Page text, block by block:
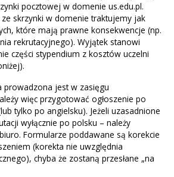
pocztowej w domenie us.edu.pl.
ze skrzynki w domenie traktujemy jak
które mają prawne konsekwencje (np.
rekrutacyjnego). Wyjątek stanowi
części stypendium z kosztów uczelni
prowadzona jest w zasięgu
więc przygotować ogłoszenie po
tylko po angielsku). Jeżeli uzasadnione
wyłącznie po polsku – należy
Formularze poddawane są korekcie
(korekta nie uwzględnia
chyba że zostaną przesłane „na